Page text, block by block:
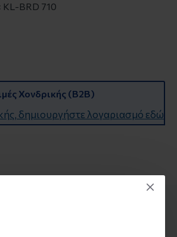
KL-BRD 710
Χονδρικής (B2B)
δημιουργήστε λογαριασμό εδώ